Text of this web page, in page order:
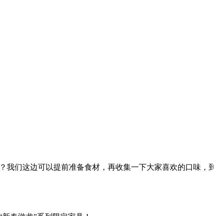
们这边可以提前准备食材，再收集一下大家喜欢的口味，